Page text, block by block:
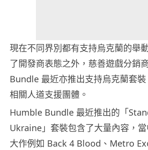
現在不同界別都有支持烏克蘭的舉
了開發商表態之外，慈善遊戲分銷
Bundle 最近亦推出支持烏克蘭套
相關人道支援團體。
Humble Bundle 最近推出的「
Ukraine」套裝包含了大量內容，
大作例如 Back 4 Blood、Metro